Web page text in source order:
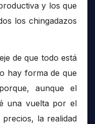
y los que
los chingadazos
de que todo está
hay forma de que
aunque el
una vuelta por el
la realidad